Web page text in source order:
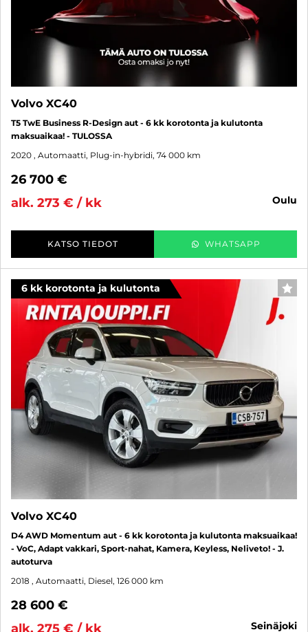
Volvo XC40
T5 TwE Business R-Design aut - 6 kk korotonta ja kulutonta
maksuaikaa! - TULOSSA
2020 , Automaatti, Plug-in-hybridi, 74 000 km
26 700 €
alk. 273 € / kk
oulu
KATSO TIEDOT WHATSAPP
6 kk korotonta ja kulutonta
Volvo XC40
D4 AWD Momentum aut - 6 kk korotonta ja kulutonta maksuaikaa!
- VoC, Adapt vakkari, Sport-nahat, Kamera, Keyless, Neliveto! - J.
autoturva
2018 , Automaatti, Diesel, 126 000 km
28 600 €
alk. 275 € / kk
seinäjoki